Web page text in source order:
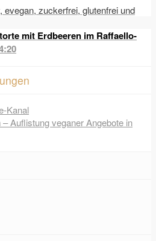
mit Erdbeeren im Raffaello-
Kanal
Auflistung veganer Angebote in